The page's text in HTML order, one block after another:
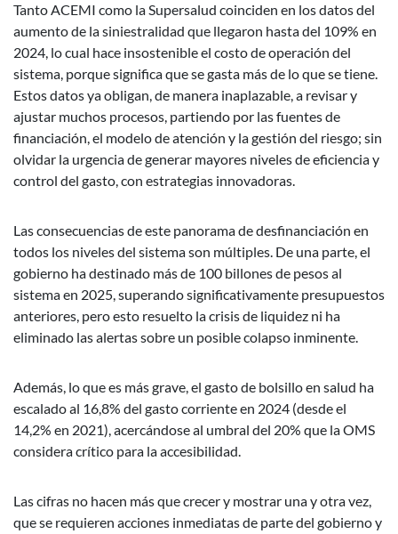
Tanto ACEMI como la Supersalud coinciden en los datos del
aumento de la siniestralidad que llegaron hasta del 109% en
2024, lo cual hace insostenible el costo de operación del
sistema, porque significa que se gasta más de lo que se tiene.
Estos datos ya obligan, de manera inaplazable, a revisar y
ajustar muchos procesos, partiendo por las fuentes de
financiación, el modelo de atención y la gestión del riesgo; sin
olvidar la urgencia de generar mayores niveles de eficiencia y
control del gasto, con estrategias innovadoras.
Las consecuencias de este panorama de desfinanciación en
todos los niveles del sistema son múltiples. De una parte, el
gobierno ha destinado más de 100 billones de pesos al
sistema en 2025, superando significativamente presupuestos
anteriores, pero esto resuelto la crisis de liquidez ni ha
eliminado las alertas sobre un posible colapso inminente.
Además, lo que es más grave, el gasto de bolsillo en salud ha
escalado al 16,8% del gasto corriente en 2024 (desde el
14,2% en 2021), acercándose al umbral del 20% que la OMS
considera crítico para la accesibilidad.
Las cifras no hacen más que crecer y mostrar una y otra vez,
que se requieren acciones inmediatas de parte del gobierno y